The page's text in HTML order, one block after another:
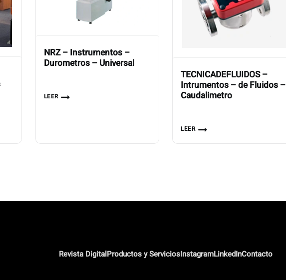
NRZ – Instrumentos –
Durometros – Universal
LEER
TECNICADEFLUIDOS –
Intrumentos – de Fluidos –
Caudalimetro
LEER
Revista DigitalProductos y ServiciosInstagramLinkedInContacto